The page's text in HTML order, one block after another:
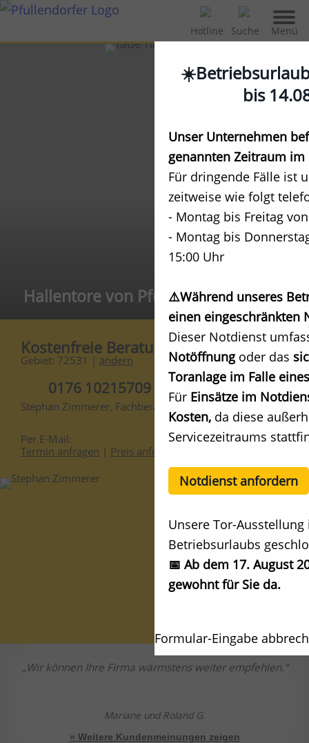
Hotline Suche Menü
Hallentore von Pfullendorfer
Kostenfreie Beratung
Gebiet: 72531 | ändern
0176 10215709
Stephan Zimmerer, Fachberater
Per E-Mail:
Termin anfragen | Preis anfragen
Wir können Ihre Firma wärmstens weiter empfehlen.
Mariane und Roland G.
» Weitere Kundenmeinungen zeigen
bis
Unser Unternehmen
genannten Zeitraum
Für dringende Fälle ist
zeitweise wie folgt
- Montag bis Freitag
- Montag bis
15:00 Uhr
⚠️Während unseres
einen eingeschränkten
Dieser Notdienst
Notöffnung oder das
Toranlage im Falle
Für Einsätze im
Kosten, da diese
Servicezeitraums
Notdienst anfordern
Unsere Tor-
Betriebsurlaubs
📅 Ab dem 17. August
gewohnt für Sie da.
Formular-Eingabe